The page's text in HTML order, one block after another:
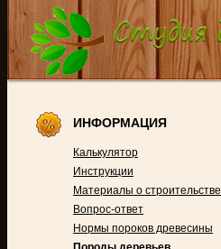
ИНФОРМАЦИЯ
Калькулятор
Инструкции
Материалы о строительстве
Вопрос-ответ
Нормы пороков древесины